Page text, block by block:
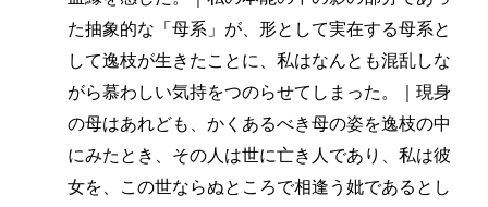
た抽象的な「母系」が、形として実在する母系と
して逸枝が生きたことに、私はなんとも混乱しな
がら慕わしい気持をつのらせてしまった。｜現身
の母はあれども、かくあるべき母の姿を逸枝の中
にみたとき、その人は世に亡き人であり、私は彼
女を、この世ならぬところで相逢う妣であるとし